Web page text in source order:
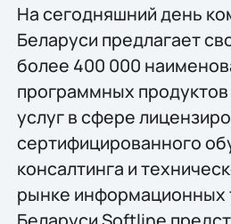
На сегодняшний день
Беларуси предлагает
более 400 000
программных
услуг в сфере
сертифицированного
консалтинга и
рынке информационных